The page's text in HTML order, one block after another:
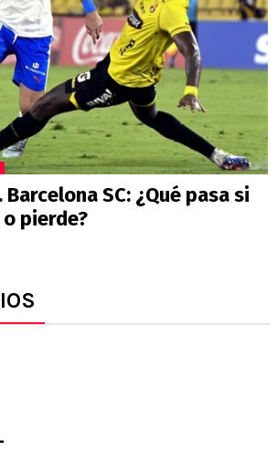
SC: ¿Qué pasa si
pierde?